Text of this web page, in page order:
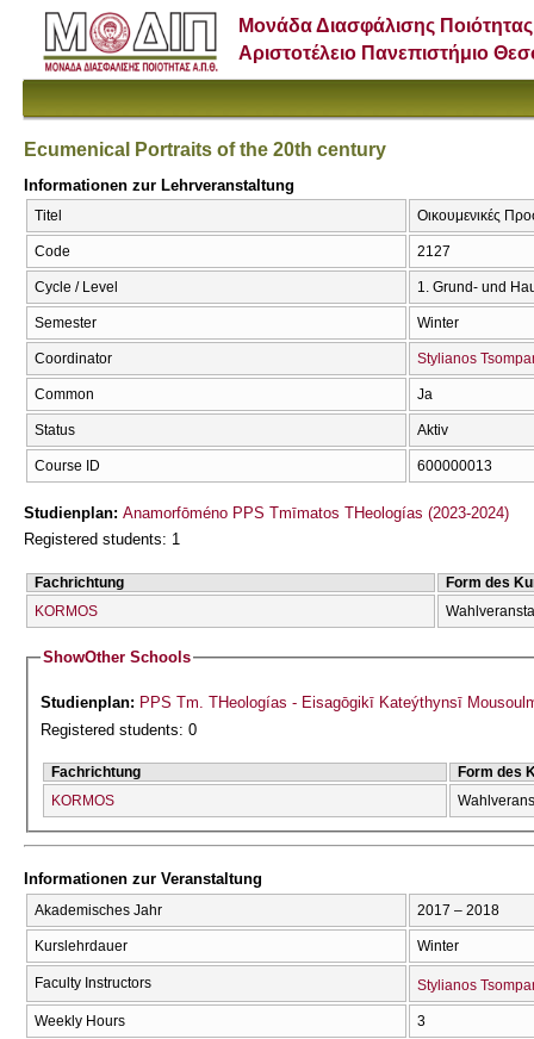
Μονάδα Διασφάλισης Ποιότητας
Αριστοτέλειο Πανεπιστήμιο
Ecumenical Portraits of the 20th century
Informationen zur Lehrveranstaltung
Titel Οικουμενικές
Code 2127
Cycle / Level 1. Grund- und
Semester Winter
Coordinator Stylianos
Common Ja
Status Aktiv
Course ID 600000013
Studienplan: Anamorfōméno PPS Tmīmatos THeologías (2023-2024)
Registered students: 1
Fachrichtung
Form des
KORMOS
ShowOther Schools
Studienplan: PPS Tm. THeologías - Eisagōgikī Kateýthynsī
Registered students: 0
Fachrichtung
Form des
KORMOS
Informationen zur Veranstaltung
Akademisches Jahr 2017 – 2018
Kurslehrdauer Winter
Faculty Instructors Stylianos
Weekly Hours 3